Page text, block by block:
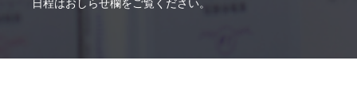
日程はおしらせ欄をご覧ください。